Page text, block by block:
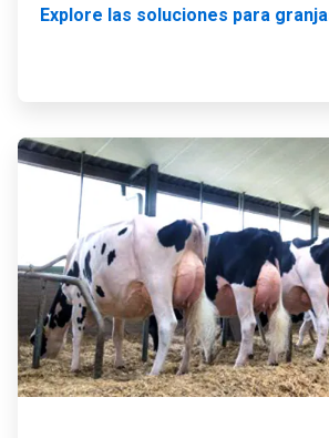
Explore las soluciones para
ArticleTile
3